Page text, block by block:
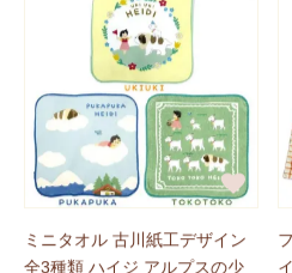
ミニタオル 古川紙工デザイン
全3種類 ハイジ アルプスの少